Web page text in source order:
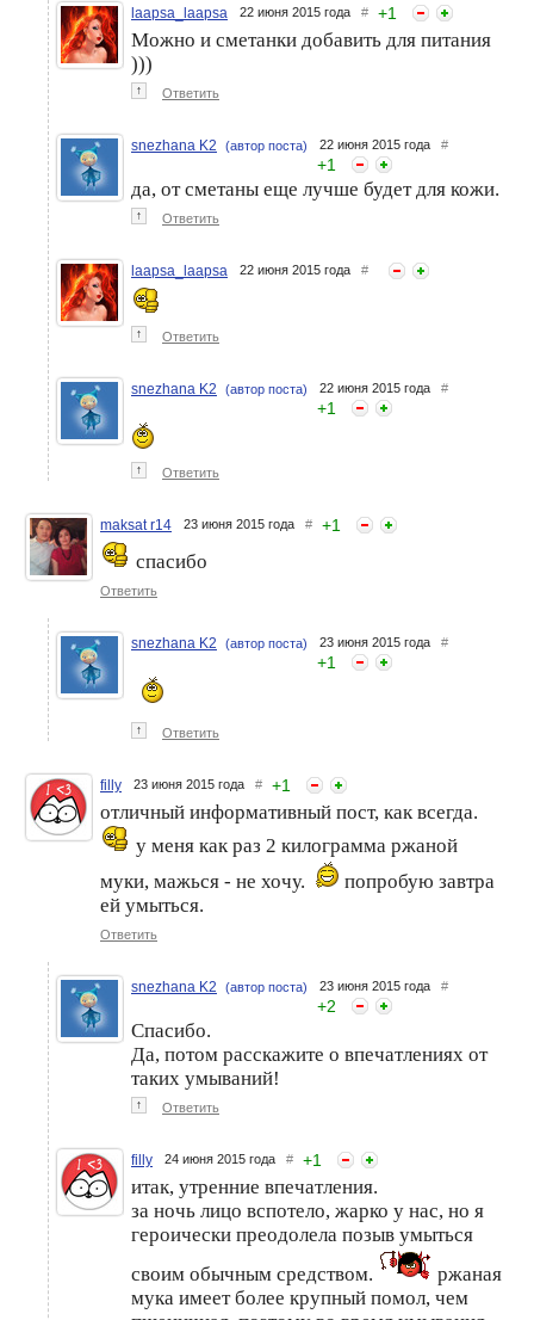
laapsa_laapsa 22 июня 2015 года # +1
Можно и сметанки добавить для питания
)))
↑ Ответить
snezhana K2 (автор поста) 22 июня 2015 года #
+1
да, от сметаны еще лучше будет для кожи.
↑ Ответить
laapsa_laapsa 22 июня 2015 года #
↑ Ответить
snezhana K2 (автор поста) 22 июня 2015 года #
+1
↑ Ответить
maksat r14 23 июня 2015 года # +1
спасибо
Ответить
snezhana K2 (автор поста) 23 июня 2015 года #
+1
↑ Ответить
filly 23 июня 2015 года # +1
отличный информативный пост, как всегда.
у меня как раз 2 килограмма ржаной
муки, мажься - не хочу.
попробую завтра
ей умыться.
Ответить
snezhana K2 (автор поста) 23 июня 2015 года #
+2
Спасибо.
Да, потом расскажите о впечатлениях от
таких умываний!
↑ Ответить
filly 24 июня 2015 года # +1
итак, утренние впечатления.
за ночь лицо вспотело, жарко у нас, но я
героически преодолела позыв умыться
своим обычным средством.
ржаная
мука имеет более крупный помол, чем